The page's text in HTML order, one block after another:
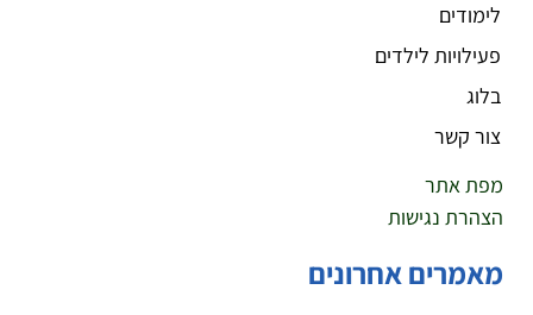
לימודים
פעילויות לילדים
בלוג
צור קשר
מפת אתר
הצהרת נגישות
מאמרים אחרונים